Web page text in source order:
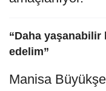
“Daha
edelim”
Manisa